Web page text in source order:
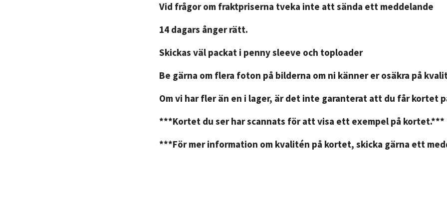
Vid frågor om fraktpriserna tveka inte att sända ett meddelande
14 dagars ånger rätt.
Skickas väl packat i penny sleeve och toploader
Be gärna om flera foton på bilderna om ni känner er osäkra på
Om vi har fler än en i lager, är det inte garanterat att du får kortet
***Kortet du ser har scannats för att visa ett exempel på kortet.***
***För mer information om kvalitén på kortet, skicka gärna ett